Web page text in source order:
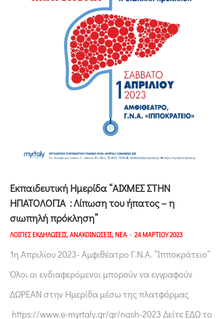
Εκπαιδευτική Ημερίδα “ΑΙΧΜΕΣ ΣΤΗΝ
ΗΠΑΤΟΛΟΓΙΑ : Λίπωση του ήπατος – η
σιωπηλή πρόκληση”
ΛΟΙΠΕΣ ΕΚΔΗΛΩΣΕΙΣ,ΑΝΑΚΟΙΝΩΣΕΙΣ, ΝΕΑ 24 ΜΑΡΤΙΟΥ 2023
1η Απριλίου 2023- Αμφιθέατρο Γ.Ν.Α. “Ιπποκράτειο”
Όλοι οι ενδιαφερόμενοι μπορούν να εγγραφούν
ΔΩΡΕΑΝ στην Ημερίδα μέσω της πλατφόρμας
https://www.e-myrtaly.gr/gr/nash-2023 Δείτε ΕΔΩ το